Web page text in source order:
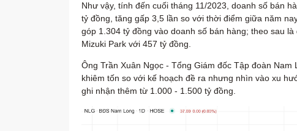
Như vậy, tính đến cuối tháng 11/2023, doanh số bán
tỷ đồng, tăng gấp 3,5 lần so với thời điểm giữa năm
góp 1.304 tỷ đồng vào doanh số bán hàng; theo sau
Mizuki Park với 457 tỷ đồng.
Ông Trần Xuân Ngọc - Tổng Giám đốc Tập đoàn
khiêm tốn so với kế hoạch đề ra nhưng nhìn vào xu
ghi nhận thêm từ 1.000 - 1.500 tỷ đồng.